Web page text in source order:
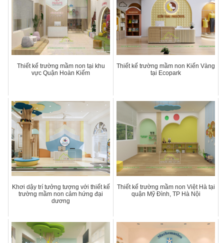
Thiết kế trường mầm non tại khu
vực Quận Hoàn Kiếm
Thiết kế trường mầm non Kiến Vàng
tại Ecopark
Khơi dậy trí tưởng tượng với thiết kế
trường mầm non cảm hứng đại
dương
Thiết kế trường mầm non Việt Hà tại
quận Mỹ Đình, TP Hà Nội